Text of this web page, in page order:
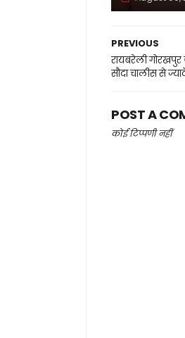
PREVIOUS
रायबरेली
सौदा चालीस से
POST A
कोई टिप्पणी नहीं